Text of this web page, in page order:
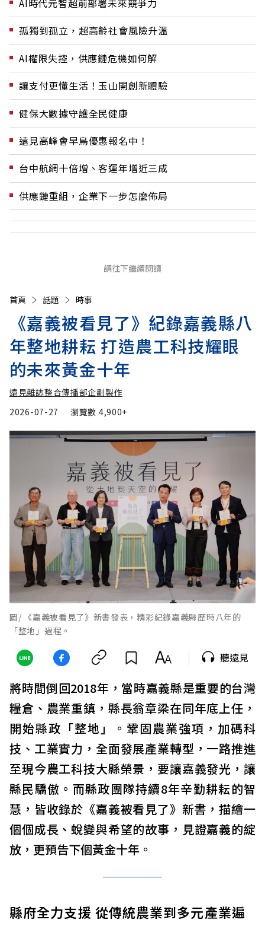
AI時代元智超前部署未來競爭力
孤獨到孤立，超高齡社會風險升溫
AI權限失控，供應鏈危機如何解
讓支付更懂生活！玉山開創新體驗
健保大數據守護全民健康
遠見高峰會早鳥優惠報名中！
台中航網十倍增、客運年增近三成
供應鏈重組，企業下一步怎麼佈局
請往下繼續閱讀
首頁 話題 時事
《嘉義被看見了》紀錄嘉義縣八
年整地耕耘 打造農工科技耀眼
的未來黃金十年
遠見雜誌整合傳播部企劃製作
2026-07-27
瀏覽數 4,900+
圖/ 《嘉義被看見了》新書發表，精彩紀錄嘉義縣歷時八年的
「整地」過程。
聽遠見
將時間倒回2018年，當時嘉義縣是重要的台灣
糧倉、農業重鎮，縣長翁章梁在同年底上任，
開始縣政「整地」。鞏固農業強項，加碼科
技、工業實力，全面發展產業轉型，一路推進
至現今農工科技大縣榮景，要讓嘉義發光，讓
縣民驕傲。而縣政團隊持續8年辛勤耕耘的智
慧，皆收錄於《嘉義被看見了》新書，描繪一
個個成長、蛻變與希望的故事，見證嘉義的綻
放，更預告下個黃金十年。
縣府全力支援 從傳統農業到多元產業遍